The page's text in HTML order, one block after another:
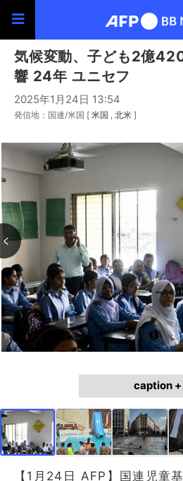
気候変動、子ども2億
響 24年 ユニセフ
2025年1月24日 13:54
発信地：国連/米国 [ 米国 北米 ]
caption +
【1月24日 AFP】国連児童